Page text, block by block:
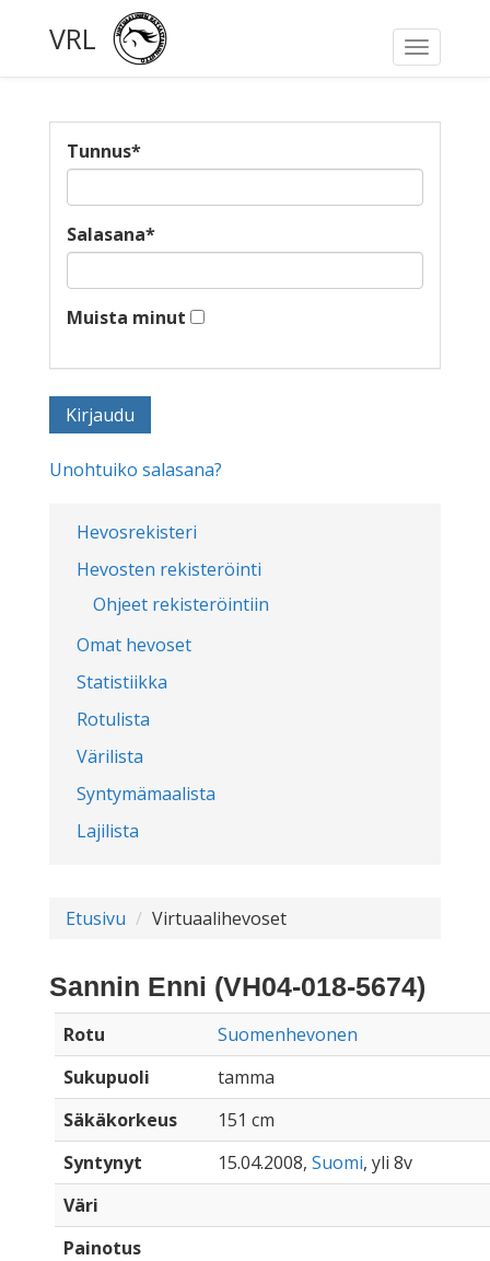
Toggle
VRL
Hevosrekisteri
Hevosten rekisteröinti
Ohjeet rekisteröintiin
Omat hevoset
Statistiikka
Rotulista
Värilista
Syntymämaalista
Lajilista
Tunnus*
Salasana*
Muista minut
Unohtuiko salasana?
Etusivu Virtuaalihevoset
Sannin Enni (VH04-018-5674)
Rotu
Suomenhevonen
Sukupuoli
tamma
Säkäkorkeus
151 cm
Syntynyt
15.04.2008, Suomi, yli 8v
Väri
Painotus